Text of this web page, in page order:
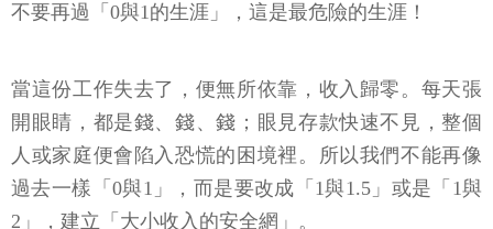
不要再過「0與1的生涯」，這是最危險的生涯！
當這份工作失去了，便無所依靠，收入歸零。每天張
開眼睛，都是錢、錢、錢；眼見存款快速不見，整個
人或家庭便會陷入恐慌的困境裡。所以我們不能再像
過去一樣「0與1」，而是要改成「1與1.5」或是「1與
2」，建立「大小收入的安全網」。